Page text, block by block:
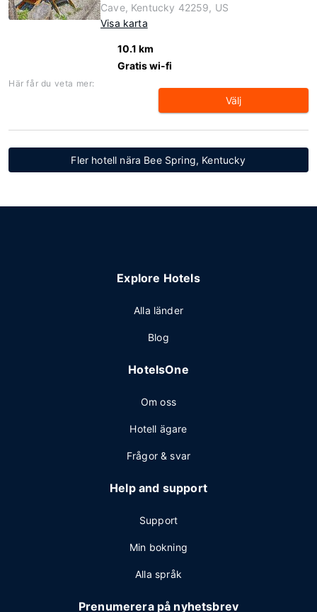
Cave, Kentucky 42259, US
Visa karta
10.1 km
Gratis wi-fi
Här får du veta mer:
Välj
Fler hotell nära Bee Spring, Kentucky
Explore Hotels
Alla länder
Blog
HotelsOne
Om oss
Hotell ägare
Frågor & svar
Help and support
Support
Min bokning
Alla språk
Prenumerera på nyhetsbrev